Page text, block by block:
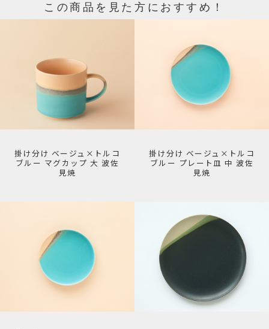
この商品を見た方におすすめ！
掛け分け ベージュ×トルコ
ブルー マグカップ 大 波佐
見焼
掛け分け ベージュ×トルコ
ブルー プレート皿 中 波佐
見焼